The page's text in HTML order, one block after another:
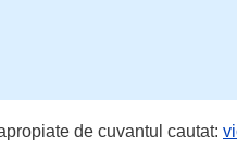
de cuvantul cautat: